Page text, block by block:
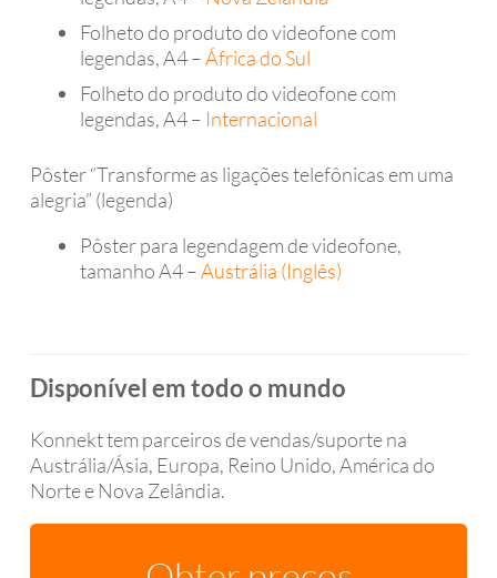
Folheto do produto do videofone com
legendas, A4 –África do Sul
Folheto do produto do videofone com
legendas, A4 – Internacional
Pôster “Transforme as ligações telefônicas em uma
alegria” (legenda)
Pôster para legendagem de videofone,
tamanho A4 –Austrália (Inglês)
Disponível em todo o mundo
Konnekt tem parceiros de vendas/suporte na
Austrália/Ásia, Europa, Reino Unido, América do
Norte e Nova Zelândia.